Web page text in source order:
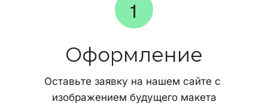
Оформление
Оставьте заявку на нашем сайте с
изображением будущего макета